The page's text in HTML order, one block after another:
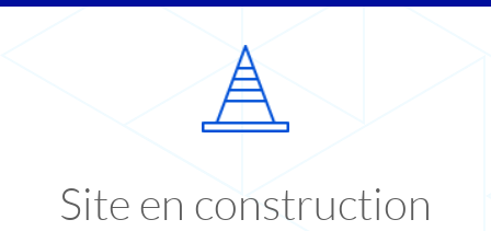
Site en construction